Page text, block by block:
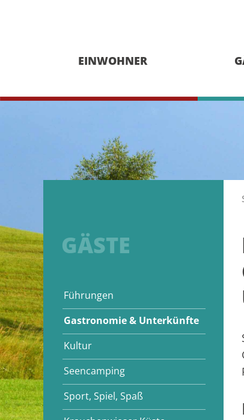
EINWOHNER
GÄSTE
Führungen
Gastronomie & Unterkünfte
Kultur
Seencamping
Sport, Spiel, Spaß